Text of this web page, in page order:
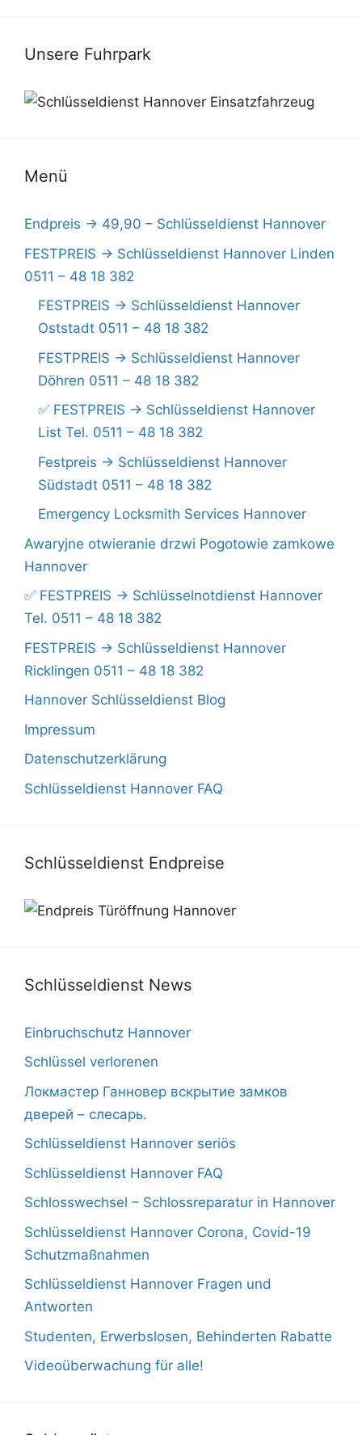
Unsere Fuhrpark
Menü
Endpreis -> 49,90 – Schlüsseldienst Hannover
FESTPREIS -> Schlüsseldienst Hannover Linden
0511 – 48 18 382
FESTPREIS -> Schlüsseldienst Hannover
Oststadt 0511 – 48 18 382
FESTPREIS -> Schlüsseldienst Hannover
Döhren 0511 – 48 18 382
✅ FESTPREIS -> Schlüsseldienst Hannover
List Tel. 0511 – 48 18 382
Festpreis -> Schlüsseldienst Hannover
Südstadt 0511 – 48 18 382
Emergency Locksmith Services Hannover
Awaryjne otwieranie drzwi Pogotowie zamkowe
Hannover
✅ FESTPREIS -> Schlüsselnotdienst Hannover
Tel. 0511 – 48 18 382
FESTPREIS -> Schlüsseldienst Hannover
Ricklingen 0511 – 48 18 382
Hannover Schlüsseldienst Blog
Impressum
Datenschutzerklärung
Schlüsseldienst Hannover FAQ
Schlüsseldienst Endpreise
Schlüsseldienst News
Einbruchschutz Hannover
Schlüssel verlorenen
Локмастер Ганновер вскрытие замков
дверей – слесарь.
Schlüsseldienst Hannover seriös
Schlüsseldienst Hannover FAQ
Schlosswechsel – Schlossreparatur in Hannover
Schlüsseldienst Hannover Corona, Covid-19
Schutzmaßnahmen
Schlüsseldienst Hannover Fragen und
Antworten
Studenten, Erwerbslosen, Behinderten Rabatte
Videoüberwachung für alle!